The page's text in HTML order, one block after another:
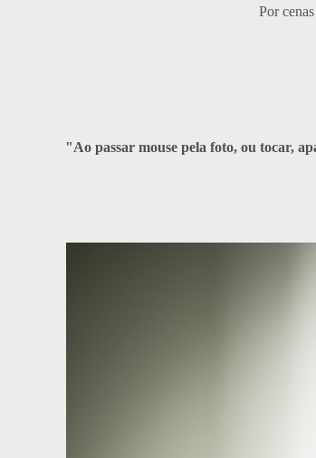
Por
"Ao passar mouse pela foto, ou tocar,